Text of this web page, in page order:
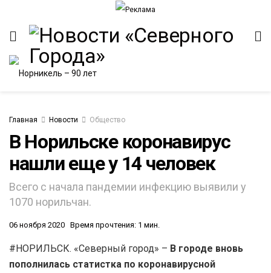
Главная Новости Общество
В Норильске коронавирус
нашли еще у 14 человек
Всего с начала пандемии инфекцию выявили у
1070 норильчан.
06 ноября 2020 Время прочтения: 1 мин.
#НОРИЛЬСК. «Северный город» – В городе вновь
пополнилась статистка по коронавирусной